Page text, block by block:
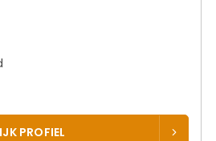
PROFIEL